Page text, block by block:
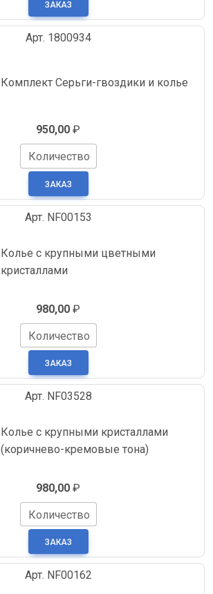
Арт. 1800934
Комплект Серьги-гвоздики и колье
950,00 ₽
Количество
Арт. NF00153
Колье с крупными цветными
кристаллами
980,00 ₽
Количество
Арт. NF03528
Колье с крупными кристаллами
(коричнево-кремовые тона)
980,00 ₽
Количество
Арт. NF00162